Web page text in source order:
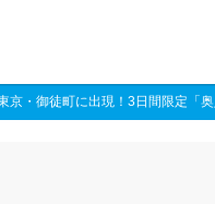
京・御徒町に出現！3日間限定「